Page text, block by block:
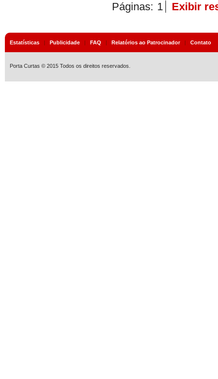
Páginas: 1 Exibir
Estatísticas | Publicidade | FAQ | Relatórios ao Patrocinador| Contato
Porta Curtas © 2015 Todos os direitos reservados.